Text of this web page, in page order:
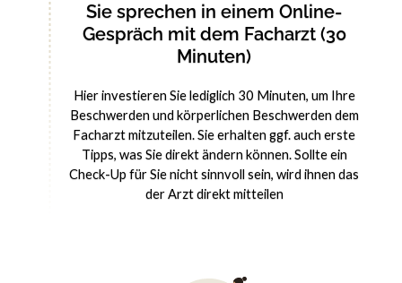
Sie sprechen in einem Online-
Gespräch mit dem Facharzt (30
Minuten)
Hier investieren Sie lediglich 30 Minuten, um Ihre
Beschwerden und körperlichen Beschwerden dem
Facharzt mitzuteilen. Sie erhalten ggf. auch erste
Tipps, was Sie direkt ändern können. Sollte ein
Check-Up für Sie nicht sinnvoll sein, wird ihnen das
der Arzt direkt mitteilen